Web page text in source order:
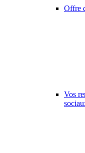
Offre
Vos